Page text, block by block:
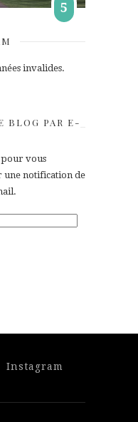
5
invalides.
BLOG PAR E-
pour vous
une notification de
Instagram